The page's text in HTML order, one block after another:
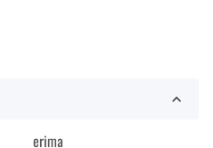
erima